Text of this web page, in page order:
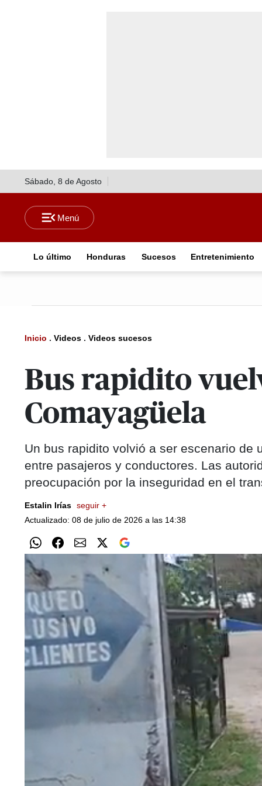
Sábado, 8 de Agosto
Lo último Honduras Sucesos Entretenimiento
Inicio . Videos . Videos sucesos
Bus rapidito
Comayagüela
Un bus rapidito volvió a ser escenario de
entre pasajeros y conductores. Las
preocupación por la inseguridad en el
Estalin Irías seguir +
Actualizado: 08 de julio de 2026 a las 14:38